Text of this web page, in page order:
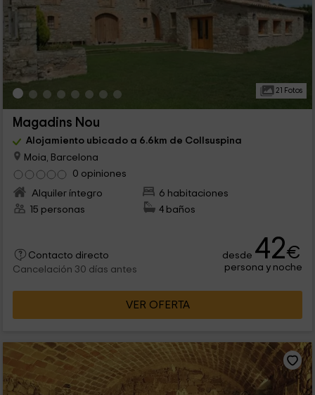
21 Fotos
Magadins Nou
Alojamiento ubicado a 6.6km de Collsuspina
Moia, Barcelona
0 opiniones
Alquiler íntegro
6 habitaciones
15 personas
4 baños
Contacto directo
Cancelación 30 días antes
desde 42€
persona y noche
VER OFERTA